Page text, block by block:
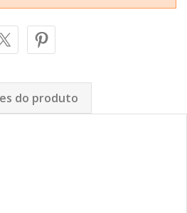
do produto